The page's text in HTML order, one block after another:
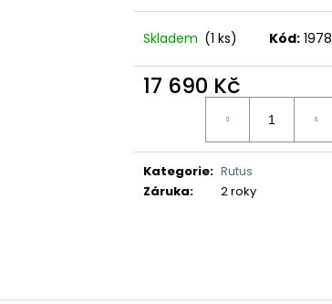
Skladem (1 ks) Kód: 1978
17 690 Kč
Kategorie: Rutus
Záruka: 2 roky
DETEKTOR KOVŮ MINELAB MANTICORE
(3 SONDY V CENĚ)